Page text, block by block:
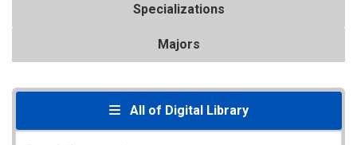
Specializations
Majors
All of Digital Library